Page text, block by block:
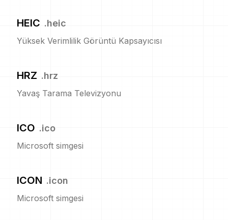
HEIC .heic
Yüksek Verimlilik Görüntü Kapsayıcısı
HRZ .hrz
Yavaş Tarama Televizyonu
ICO .ico
Microsoft simgesi
ICON .icon
Microsoft simgesi